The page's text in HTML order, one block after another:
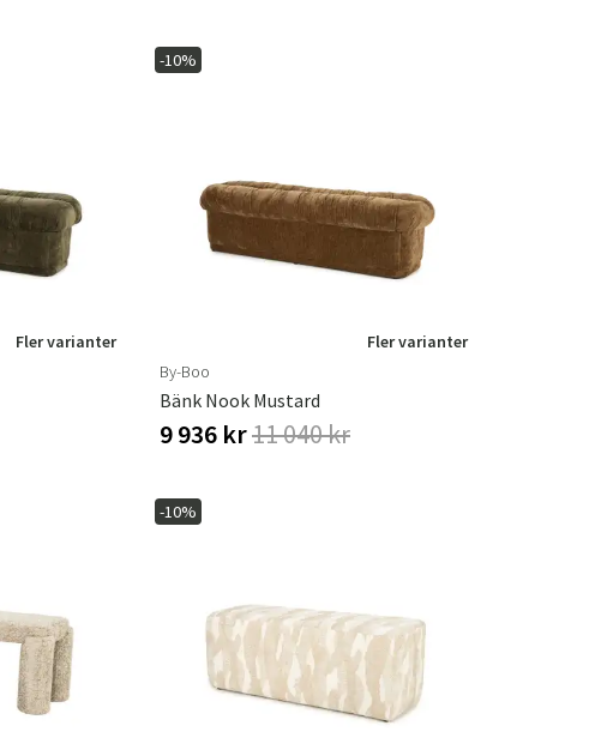
Fler varianter
-10%
Fler varianter
By-Boo
Bänk Nook Mustard
9 936 kr11 040 kr
-10%